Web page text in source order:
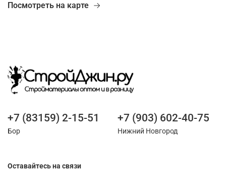
Посмотреть на карте
+7 (83159) 2-15-51
Бор
+7 (903) 602-40-75
Нижний Новгород
Оставайтесь на связи